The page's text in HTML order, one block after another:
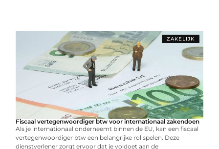
ZAKELIJK
Fiscaal vertegenwoordiger btw voor internationaal zakendoen
Als je internationaal onderneemt binnen de EU, kan een fiscaal
vertegenwoordiger btw een belangrijke rol spelen. Deze
dienstverlener zorgt ervoor dat je voldoet aan de